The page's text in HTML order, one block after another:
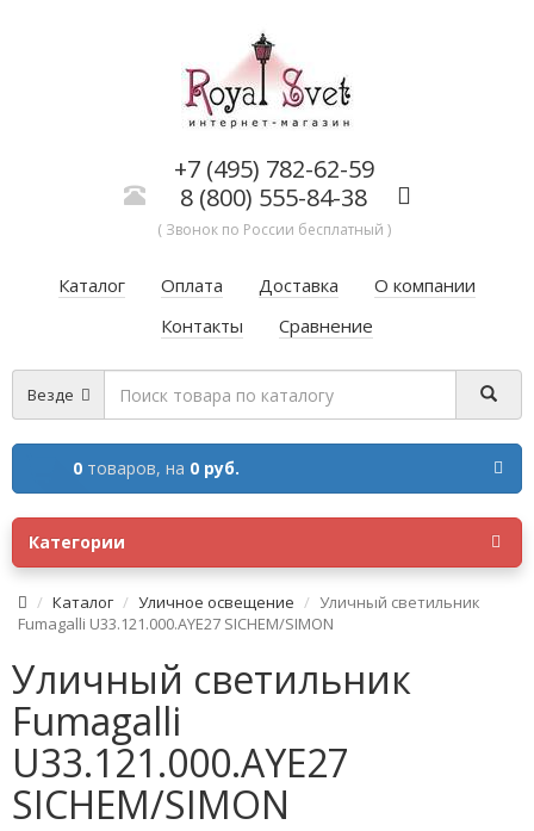
+7 (495) 782-62-59
8 (800) 555-84-38
( Звонок по России бесплатный )
Каталог Оплата Доставка
О компании
Контакты
Сравнение
Везде
0 товаров, на 0 руб.
Категории
Каталог Уличное освещение
Уличный светильник
Fumagalli U33.121.000.AYE27 SICHEM/SIMON
Уличный светильник
Fumagalli
U33.121.000.AYE27
SICHEM/SIMON